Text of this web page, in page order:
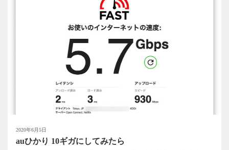
2020年6月5日
auひかり 10ギガにしてみたら